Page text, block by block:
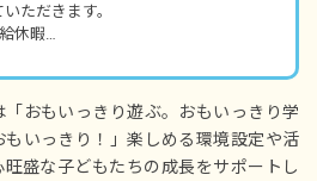
1回）
回（6月／12月／3月）2024年実績：全
力・会社業績によります
中に基準に満たす勤務実績がない等
ある場合は支給額が0円になります
ただきます。
休暇
休暇
おもいっきり遊ぶ。おもいっきり学
いっきり！」楽しめる環境設定や活
盛な子どもたちの成長をサポートし